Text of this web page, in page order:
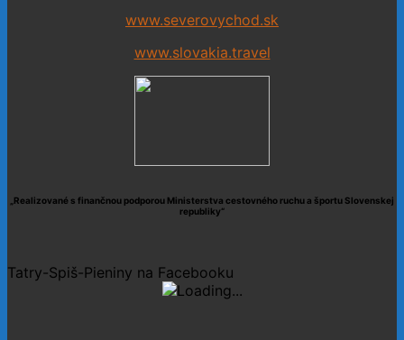
www.severovychod.sk
www.slovakia.travel
„Realizované s finančnou podporou Ministerstva cestovného ruchu a športu Slovenskej
republiky“
Tatry-Spiš-Pieniny na Facebooku